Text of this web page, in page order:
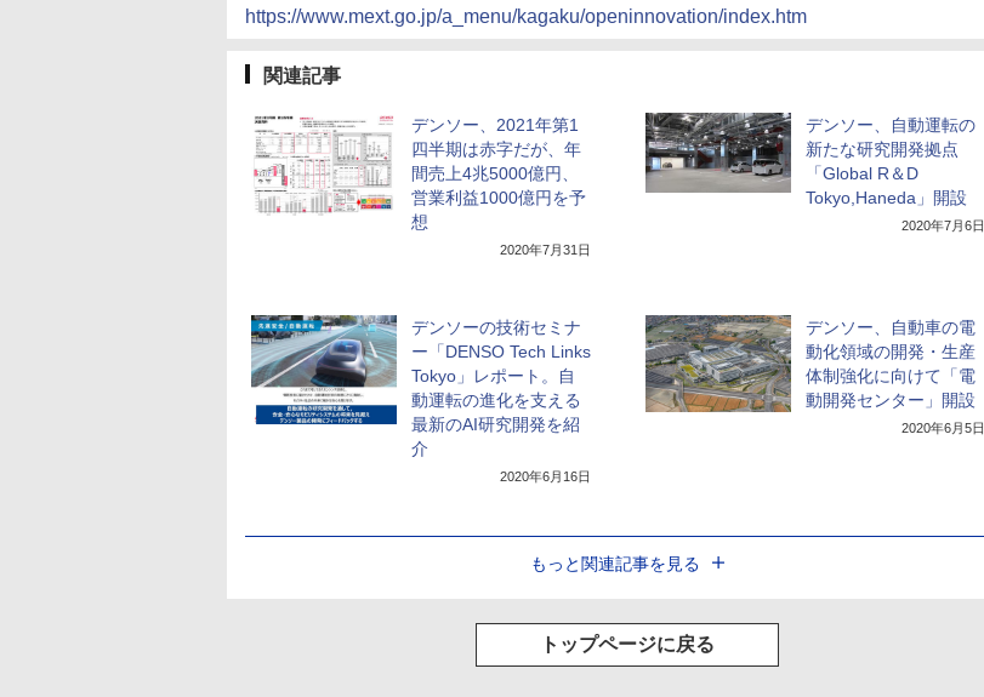
https://www.mext.go.jp/a_menu/kagaku/openinnovation/index.htm
関連記事
デンソー、2021年第1
四半期は赤字だが、年
間売上4兆5000億円、
営業利益1000億円を予
想
2020年7月31日
デンソー、自動運転の
新たな研究開発拠点
「Global R＆D
Tokyo,Haneda」開設
2020年7月6日
デンソーの技術セミナ
ー「DENSO Tech Links
Tokyo」レポート。自
動運転の進化を支える
最新のAI研究開発を紹
介
2020年6月16日
デンソー、自動車の電
動化領域の開発・生産
体制強化に向けて「電
動開発センター」開設
2020年6月5日
もっと関連記事を見る
トップページに戻る